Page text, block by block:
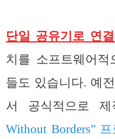
단일 공유기로 연
치를 소프트웨어적
들도 있습니다. 예
서 공식적으로 제
Without Borders”